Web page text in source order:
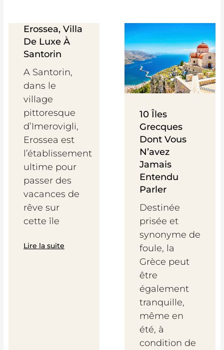
Erossea, Villa
De Luxe À
Santorin
A Santorin,
dans le
village
pittoresque
d’Imerovigli,
Erossea est
l’établissement
ultime pour
passer des
vacances de
rêve sur
cette île
Lire la suite
10 Îles
Grecques
Dont Vous
N’avez
Jamais
Entendu
Parler
Destinée
prisée et
synonyme de
foule, la
Grèce peut
être
également
tranquille,
même en
été, à
condition de